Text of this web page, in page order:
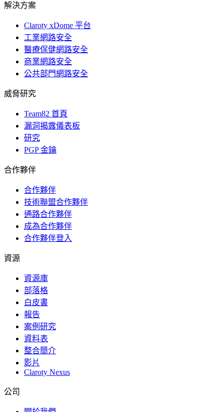
解決方案
Claroty xDome 平台
工業網路安全
醫療保健網路安全
商業網路安全
公共部門網路安全
威脅研究
Team82 首頁
漏洞揭露儀表板
研究
PGP 金鑰
合作夥伴
合作夥伴
技術聯盟合作夥伴
通路合作夥伴
成為合作夥伴
合作夥伴登入
資源
資源庫
部落格
白皮書
報告
案例研究
資料表
整合簡介
影片
Claroty Nexus
公司